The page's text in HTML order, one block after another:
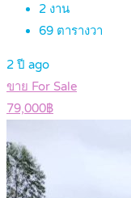
2 งาน
69 ตารางวา
2 ปี ago
ขาย For Sale
79,000฿